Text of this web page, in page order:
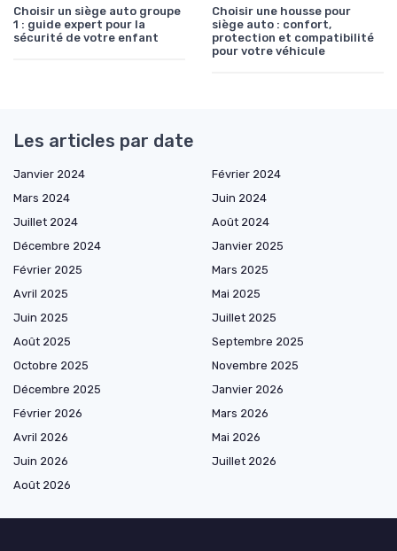
Choisir un siège auto groupe
1 : guide expert pour la
sécurité de votre enfant
Choisir une housse pour
siège auto : confort,
protection et compatibilité
pour votre véhicule
Les articles par date
Janvier 2024
Février 2024
Mars 2024
Juin 2024
Juillet 2024
Août 2024
Décembre 2024
Janvier 2025
Février 2025
Mars 2025
Avril 2025
Mai 2025
Juin 2025
Juillet 2025
Août 2025
Septembre 2025
Octobre 2025
Novembre 2025
Décembre 2025
Janvier 2026
Février 2026
Mars 2026
Avril 2026
Mai 2026
Juin 2026
Juillet 2026
Août 2026